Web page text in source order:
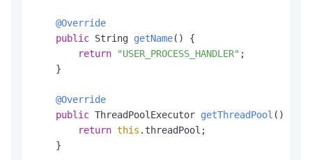
@Override
public String getName()
{
return
"USER_PROCESS_HANDLER" ;
    }
@Override
public ThreadPoolExecutor getThreadPool ()
return this .threadPool;
    }